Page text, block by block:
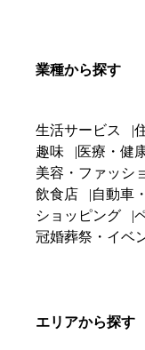
業種から探す
生活サービス
趣味
医療・健
美容・ファッシ
飲食店
自動車
ショッピング
冠婚葬祭・イベ
エリアから探す